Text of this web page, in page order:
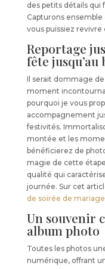
des petits détails qui
Capturons
vous puissiez
Reportage
fête
Il serait dommage
moment
pourquoi je vous
accompagnement
festivités.
montée et les
bénéficierez de
magie de cette
qualité qui
journée. Sur cet
de soirée de mariage
Un souvenir
album photo
Toutes les photos
numérique, offrant